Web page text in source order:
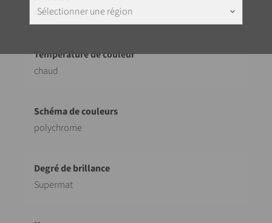
Sélectionner une région keyboard_arrow_down
Revêtement Coil
chaud
polychrome
Supermat